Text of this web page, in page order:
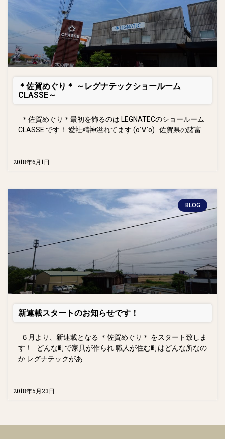
＊佐賀めぐり＊ ～レグナテックショールーム
CLASSE～
＊佐賀めぐり＊最初を飾るのは LEGNATECのショールーム
CLASSE です！ 愛社精神溢れてます (о´∀`о) 佐賀県の諸富
2018年6月1日
BLOG
新連載スタートのお知らせです！
６月より、新連載となる ＊佐賀めぐり＊ をスタート致しま
す！ どんな町で家具が作られ 職人が住む町はどんな所なの
か レグナテックがあ
2018年5月23日